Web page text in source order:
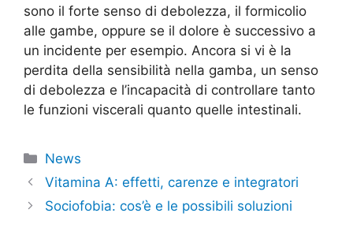
sono il forte senso di debolezza, il formicolio
alle gambe, oppure se il dolore è successivo a
un incidente per esempio. Ancora si vi è la
perdita della sensibilità nella gamba, un senso
di debolezza e l’incapacità di controllare tanto
le funzioni viscerali quanto quelle intestinali.
Categorie
News
Vitamina A: effetti, carenze e integratori
Sociofobia: cos’è e le possibili soluzioni